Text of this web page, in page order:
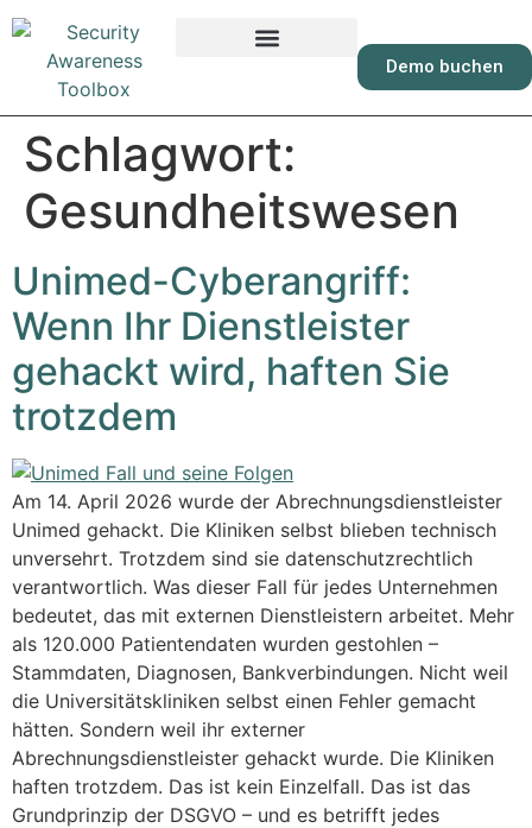
springen
Demo buchen
Schlagwort:
Gesundheitswesen
Unimed-Cyberangriff:
Wenn Ihr Dienstleister
gehackt wird, haften Sie
trotzdem
Am 14. April 2026 wurde der Abrechnungsdienstleister
Unimed gehackt. Die Kliniken selbst blieben technisch
unversehrt. Trotzdem sind sie datenschutzrechtlich
verantwortlich. Was dieser Fall für jedes Unternehmen
bedeutet, das mit externen Dienstleistern arbeitet. Mehr
als 120.000 Patientendaten wurden gestohlen –
Stammdaten, Diagnosen, Bankverbindungen. Nicht weil
die Universitätskliniken selbst einen Fehler gemacht
hätten. Sondern weil ihr externer
Abrechnungsdienstleister gehackt wurde. Die Kliniken
haften trotzdem. Das ist kein Einzelfall. Das ist das
Grundprinzip der DSGVO – und es betrifft jedes